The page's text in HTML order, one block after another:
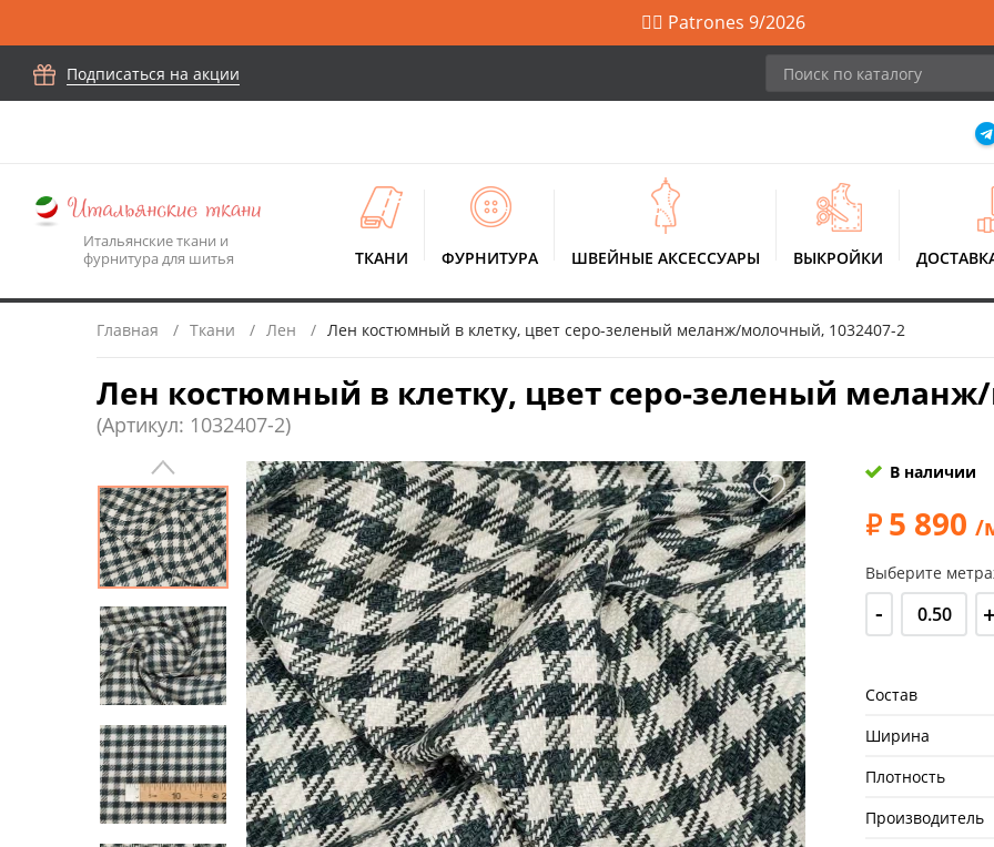
🙋‍♀️ Patrones 9/2026
Подписаться на акции
Итальянские ткани и
фурнитура для шитья
ТКАНИ ФУРНИТУРА ШВЕЙНЫЕ АКСЕССУАРЫ ВЫКРОЙКИ
Главная Ткани Лен Лен костюмный в клетку, цвет серо-зеленый меланж/молочный, 1032407-2
Лен костюмный в клетку, цвет серо-зеленый
(Артикул: 1032407-2)
В наличии
5 890 /
Выберите
- +
Состав
Ширина
Плотность
Производитель